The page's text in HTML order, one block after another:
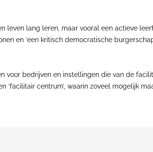
leven lang leren, maar vooral een actieve
en ‘een kritisch democratische
voor bedrijven en instellingen die van de
centrum’, waarin zoveel mogelijk